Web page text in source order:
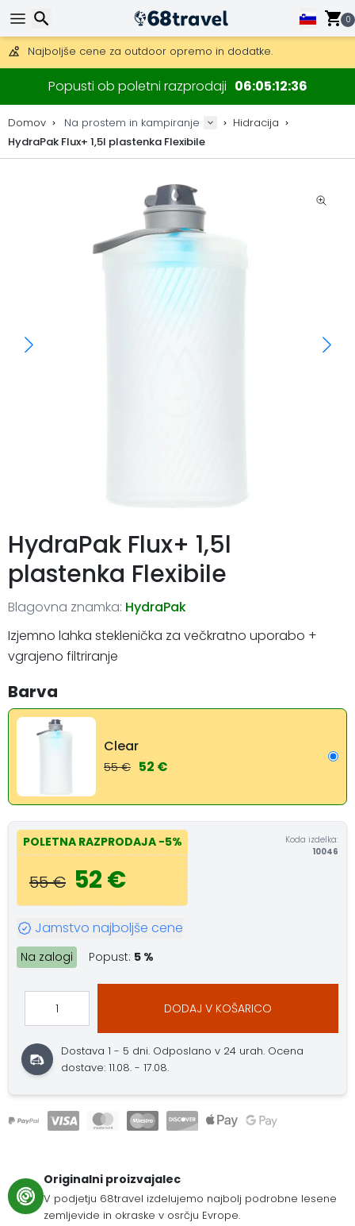
0
Na voljo je tudi DHL Express čez noč.
30 dni za vračilo, 90 dni za lesene zemljevide in dekoracije.
Najboljše cene za outdoor opremo in dodatke.
Popusti ob poletni razprodaji 06051236
Domov Na prostem in kampiranje
Hidracija
HydraPak Flux+ 1,5l plastenka Flexibile
HydraPak Flux+ 1,5l
plastenka Flexibile
Blagovna znamka: HydraPak
Izjemno lahka steklenička za večkratno uporabo +
vgrajeno filtriranje
Barva
Clear
55 € 52 €
POLETNA RAZPRODAJA -5%
55 € 52 €
Koda izdelka:
10046
Jamstvo najboljše cene
Na zalogi Popust: 5 %
DODAJ V KOŠARICO
Dostava 1 - 5 dni. Odposlano v 24 urah. Ocena
dostave: 11.08. - 17.08.
Originalni proizvajalec
V podjetju 68travel izdelujemo najbolj podrobne lesene
zemljevide in okraske v osrčju Evrope.
Iskanje